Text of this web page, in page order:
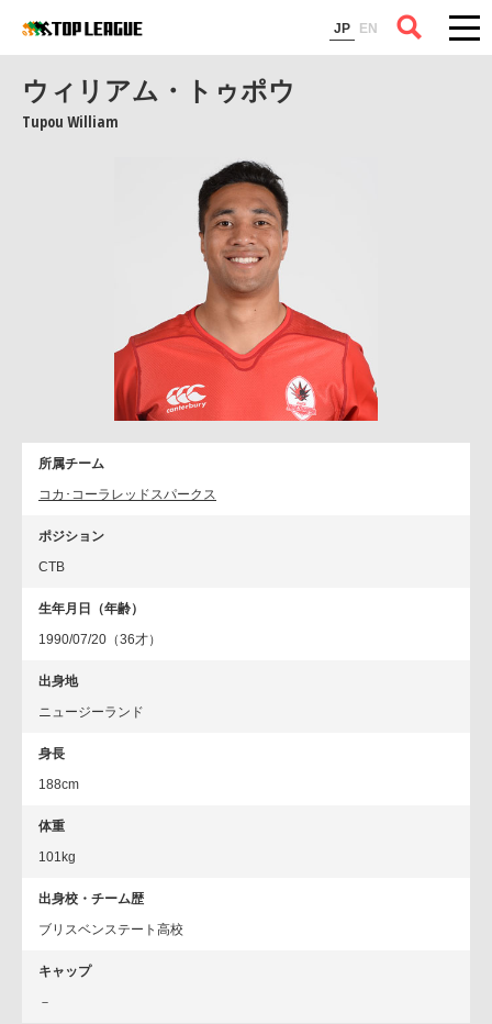
JP EN
コラム
ウィリアム・トゥポウ
Tupou William
所属チーム
コカ･コーラレッドスパークス
ポジション
CTB
生年月日（年齢）
1990/07/20（36才）
出身地
ニュージーランド
身長
188cm
体重
101kg
出身校・チーム歴
ブリスベンステート高校
キャップ
－